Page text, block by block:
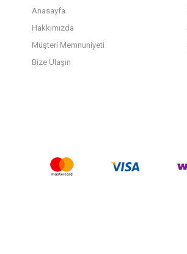
Anasayfa
Hakkımızda
Müşteri Memnuniyeti
Bize Ulaşın